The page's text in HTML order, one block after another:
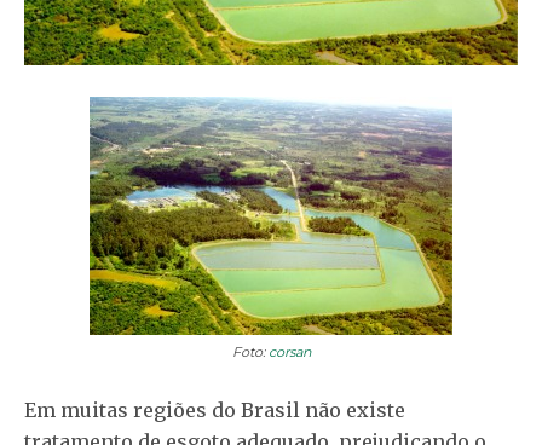
Foto: corsan
Em muitas regiões do Brasil não existe